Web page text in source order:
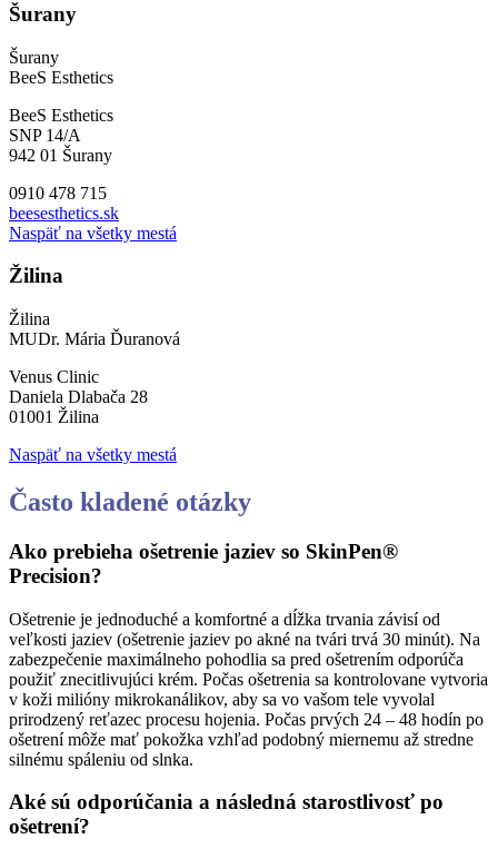
Šurany
Šurany
BeeS Esthetics
BeeS Esthetics
SNP 14/A
942 01 Šurany
0910 478 715
beesesthetics.sk
Naspäť na všetky mestá
Žilina
Žilina
MUDr. Mária Ďuranová
Venus Clinic
Daniela Dlabača 28
01001 Žilina
Naspäť na všetky mestá
Často kladené otázky
Ako prebieha ošetrenie jaziev so SkinPen®
Precision?
Ošetrenie je jednoduché a komfortné a dĺžka trvania závisí od
veľkosti jaziev (ošetrenie jaziev po akné na tvári trvá 30 minút). Na
zabezpečenie maximálneho pohodlia sa pred ošetrením odporúča
použiť znecitlivujúci krém. Počas ošetrenia sa kontrolovane vytvoria
v koži milióny mikrokanálikov, aby sa vo vašom tele vyvolal
prirodzený reťazec procesu hojenia. Počas prvých 24 – 48 hodín po
ošetrení môže mať pokožka vzhľad podobný miernemu až stredne
silnému spáleniu od slnka.
Aké sú odporúčania a následná starostlivosť po
ošetrení?